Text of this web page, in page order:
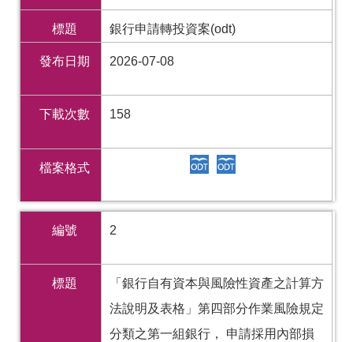
標題 銀行申請轉投資案(odt)
發布日期 2026-07-08
下載次數 158
檔案格式
編號 2
標題
「銀行自有資本與風險性資產之計算方
法說明及表格」第四部分作業風險規定
分類之第一組銀行， 申請採用內部損